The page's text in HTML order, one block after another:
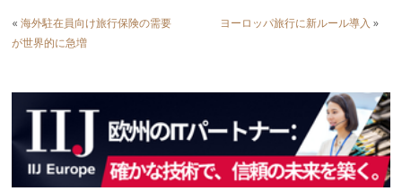
«海外駐在員向け旅行保険の需要
が世界的に急増
ヨーロッパ旅行に新ルール導入 »